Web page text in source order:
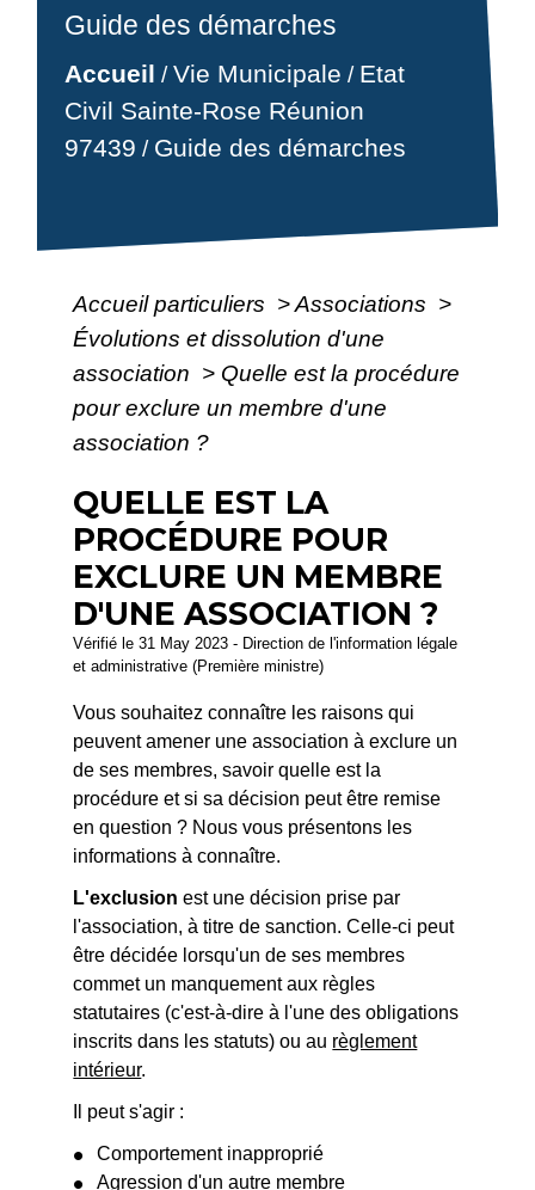
Guide des démarches
Accueil /Vie Municipale / Etat
Civil Sainte-Rose Réunion
97439 / Guide des démarches
Accueil particuliers >Associations >
Évolutions et dissolution d'une
association > Quelle est la procédure
pour exclure un membre d'une
association ?
QUELLE EST LA
PROCÉDURE POUR
EXCLURE UN MEMBRE
D'UNE ASSOCIATION ?
Vérifié le 31 May 2023 - Direction de l'information légale
et administrative (Première ministre)
Vous souhaitez connaître les raisons qui
peuvent amener une association à exclure un
de ses membres, savoir quelle est la
procédure et si sa décision peut être remise
en question ? Nous vous présentons les
informations à connaître.
L'exclusion est une décision prise par
l'association, à titre de sanction. Celle-ci peut
être décidée lorsqu'un de ses membres
commet un manquement aux règles
statutaires (c'est-à-dire à l'une des obligations
inscrits dans les statuts) ou au règlement
intérieur.
Il peut s'agir :
Comportement inapproprié
Agression d'un autre membre